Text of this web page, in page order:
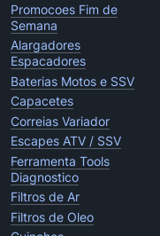
Promocoes Fim de
Semana
Alargadores
Espacadores
Baterias Motos e SSV
Capacetes
Correias Variador
Escapes ATV / SSV
Ferramenta Tools
Diagnostico
Filtros de Ar
Filtros de Oleo